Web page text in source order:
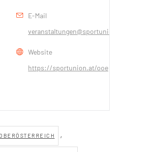
E-Mail
veranstaltungen@sportunionooe.at
Website
https://sportunion.at/ooe
,